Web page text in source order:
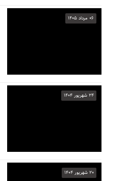
۰۶ مرداد ۱۴۰۵
۲۴ شهریور ۱۴۰۴
۲۰ شهریور ۱۴۰۴